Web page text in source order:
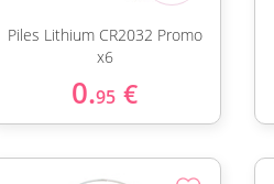
Piles Lithium CR2032 Promo
x6
0.95 €